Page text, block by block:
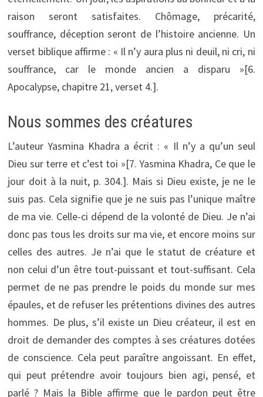
raison seront satisfaites. Chômage, précarité,
souffrance, déception seront de l’histoire ancienne. Un
verset biblique affirme : « Il n’y aura plus ni deuil, ni cri, ni
souffrance, car le monde ancien a disparu »[6.
Apocalypse, chapitre 21, verset 4.].
Nous sommes des créatures
L’auteur Yasmina Khadra a écrit : « Il n’y a qu’un seul
Dieu sur terre et c’est toi »[7. Yasmina Khadra, Ce que le
jour doit à la nuit, p. 304.]. Mais si Dieu existe, je ne le
suis pas. Cela signifie que je ne suis pas l’unique maître
de ma vie. Celle-ci dépend de la volonté de Dieu. Je n’ai
donc pas tous les droits sur ma vie, et encore moins sur
celles des autres. Je n’ai que le statut de créature et
non celui d’un être tout-puissant et tout-suffisant. Cela
permet de ne pas prendre le poids du monde sur mes
épaules, et de refuser les prétentions divines des autres
hommes. De plus, s’il existe un Dieu créateur, il est en
droit de demander des comptes à ses créatures dotées
de conscience. Cela peut paraître angoissant. En effet,
qui peut prétendre avoir toujours bien agi, pensé, et
parlé ? Mais la Bible affirme que le pardon peut être